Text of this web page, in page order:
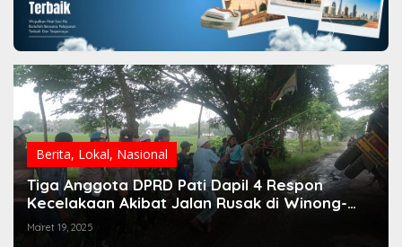
Berita, Lokal, Nasional
Tiga Anggota DPRD Pati Dapil 4 Respon
Kecelakaan Akibat Jalan Rusak di Winong-
Gabus
Maret 19, 2025